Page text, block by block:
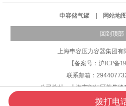
申容储气罐 网站地图
回到顶部
上海申容压力容器集团有
【备案号： 沪ICP备
联系邮箱：
公司地址：上海市闵行区莘朱
产品中心拨打电